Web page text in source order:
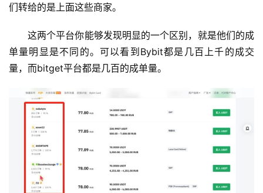
们转给的是上面这些商家。
这两个平台你能够发现明显的一个区别，就是他们的成
单量明显是不同的。可以看到Bybit都是几百上千的成交
量，而bitget平台都是几百的成单量。